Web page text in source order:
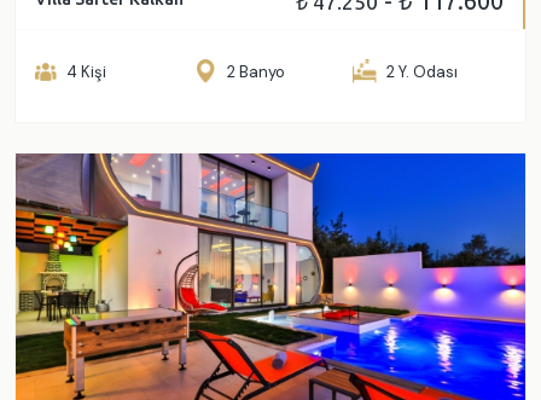
4 Kişi 2 Banyo 2 Y. Odası